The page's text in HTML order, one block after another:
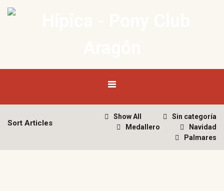
Sort Articles
Show All
Sin categoría
Medallero
Navidad
Palmares